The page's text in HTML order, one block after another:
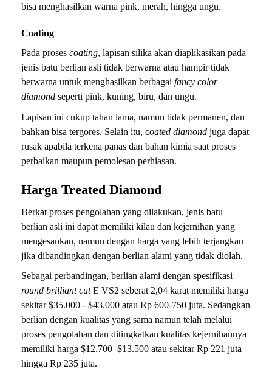
bisa menghasilkan warna pink, merah, hingga ungu.
Coating
Pada proses coating, lapisan silika akan diaplikasikan pada
jenis batu berlian asli tidak berwarna atau hampir tidak
berwarna untuk menghasilkan berbagai fancy color
diamond seperti pink, kuning, biru, dan ungu.
Lapisan ini cukup tahan lama, namun tidak permanen, dan
bahkan bisa tergores. Selain itu, coated diamond juga dapat
rusak apabila terkena panas dan bahan kimia saat proses
perbaikan maupun pemolesan perhiasan.
Harga Treated Diamond
Berkat proses pengolahan yang dilakukan, jenis batu
berlian asli ini dapat memiliki kilau dan kejernihan yang
mengesankan, namun dengan harga yang lebih terjangkau
jika dibandingkan dengan berlian alami yang tidak diolah.
Sebagai perbandingan, berlian alami dengan spesifikasi
round brilliant cutE VS2 seberat 2,04 karat memiliki harga
sekitar $35.000 - $43.000 atau Rp 600-750 juta. Sedangkan
berlian dengan kualitas yang sama namun telah melalui
proses pengolahan dan ditingkatkan kualitas kejernihannya
memiliki harga $12.700–$13.500 atau sekitar Rp 221 juta
hingga Rp 235 juta.